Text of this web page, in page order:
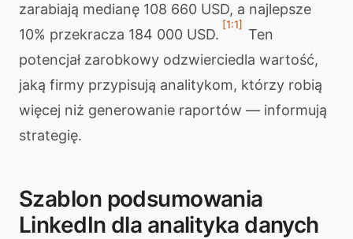
zarabiają medianę 108 660 USD, a najlepsze
10% przekracza 184 000 USD.
[1:1]
Ten
potencjał zarobkowy odzwierciedla wartość,
jaką firmy przypisują analitykom, którzy robią
więcej niż generowanie raportów — informują
strategię.
Szablon podsumowania
LinkedIn dla analityka danych